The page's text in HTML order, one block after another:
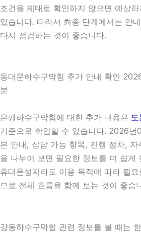
조건을 제대로 확인하지 않으면 예상
있습니다. 따라서 최종 단계에서는 안
다시 점검하는 것이 좋습니다.
동대문하수구막힘 추가 안내 확인
분
은평하수구막힘에 대한 추가 내용은 도
기준으로 확인할 수 있습니다. 2026
본 안내, 상담 가능 항목, 진행 절차,
을 나누어 보면 필요한 정보를 더 쉽게
휴대폰성지라도 이용 목적에 따라 필
므로 전체 흐름을 함께 보는 것이 좋습
강동하수구막힘 관련 정보를 볼 때는